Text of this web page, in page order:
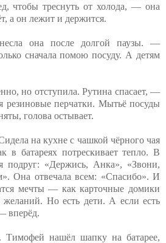
чтобы треснуть от холода, — она
а он лежит и держится.
она после долгой паузы. —
сначала помою посуду. А детям
но отступила. Рутина спасает, —
резиновые перчатки. Мытьё посуды
голова остывает.
на кухне с чашкой чёрного чая
в батареях потрескивает тепло. В
подруг: «Держись, Анка», «Звони,
Она отвечала всем: «Спасибо». И
мечты — как карточные домики
Но есть дети. А если есть
вперёд.
нашёл шапку на батарее,